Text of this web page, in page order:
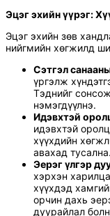
Эцэг эхийн үүрэг:
Эцэг эхийн зөв
нийгмийн хөгжилд
Сэтгэл
үргэлж
Тэднийг
нэмэгдүүлнэ.
Идэвхтэй
идэвхтэй
хүүхдийн
авахад тусална.
Эерэг үлгэр
хэрхэн
хүүхдэд
орчин дахь
дуурайлал